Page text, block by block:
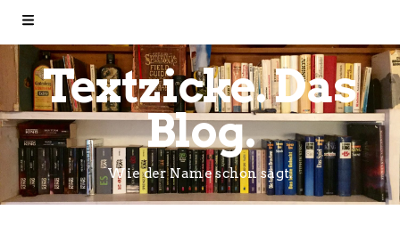
Textzicke. Das
Blog.
Wie der Name schon sagt.